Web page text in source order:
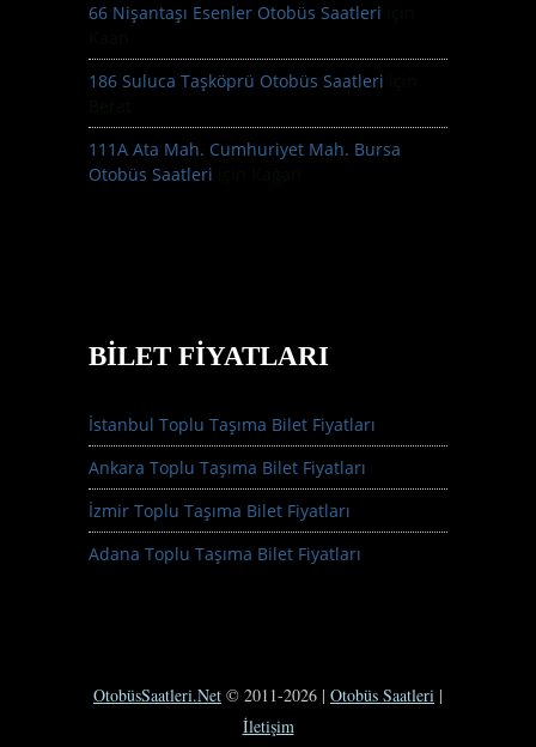
66 Nişantaşı Esenler Otobüs Saatleri
186 Suluca Taşköprü Otobüs Saatleri
111A Ata Mah. Cumhuriyet Mah. Bursa
Otobüs Saatleri
BILET FIYATLARI
İstanbul Toplu Taşıma Bilet Fiyatları
Ankara Toplu Taşıma Bilet Fiyatları
İzmir Toplu Taşıma Bilet Fiyatları
Adana Toplu Taşıma Bilet Fiyatları
OtobüsSaatleri.Net © 2011-2026 | Otobüs Saatleri |
İletişim